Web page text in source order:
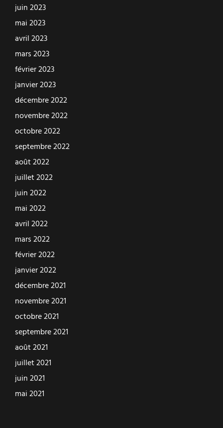
juin 2023
mai 2023
avril 2023
mars 2023
février 2023
janvier 2023
décembre 2022
novembre 2022
octobre 2022
septembre 2022
août 2022
juillet 2022
juin 2022
mai 2022
avril 2022
mars 2022
février 2022
janvier 2022
décembre 2021
novembre 2021
octobre 2021
septembre 2021
août 2021
juillet 2021
juin 2021
mai 2021